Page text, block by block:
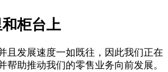
柜台上
且发展速度一如既往，因此我们正在
帮助推动我们的零售业务向前发展。